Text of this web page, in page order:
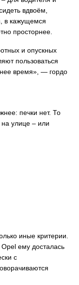
вдвоём,
в кажущемся
просторнее.
и опускных
пользоваться
время», — гордо
печки нет. То
на улице – или
иные критерии.
ему досталась
с